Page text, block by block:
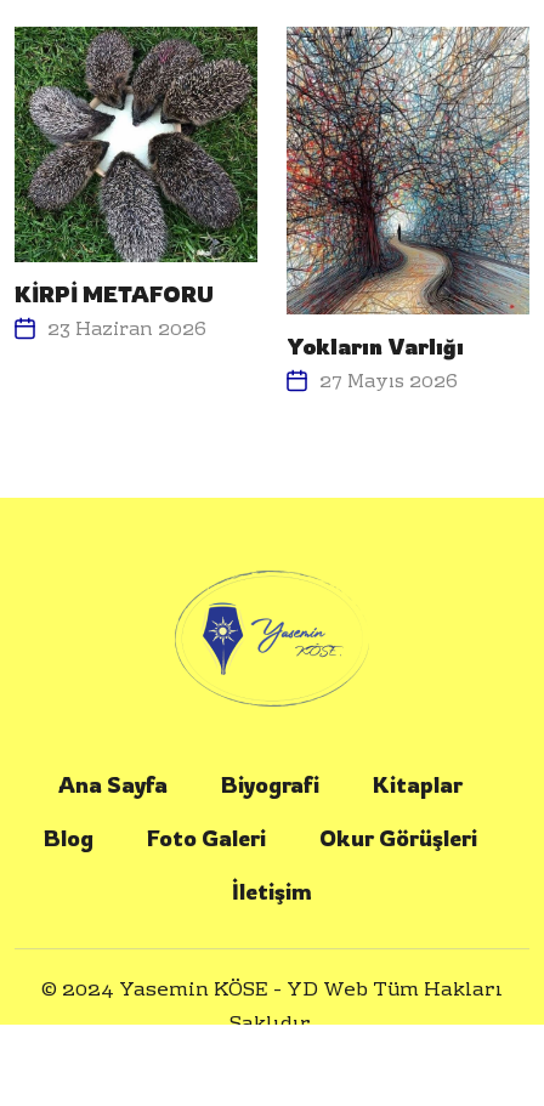
KİRPİ METAFORU
23 Haziran 2026 Yokların Varlığı
27 Mayıs 2026
Ana Sayfa Biyografi
Kitaplar
Blog
Foto Galeri
Okur Görüşleri
İletişim
© 2024 Yasemin KÖSE - YD Web Tüm Hakları
Saklıdır.